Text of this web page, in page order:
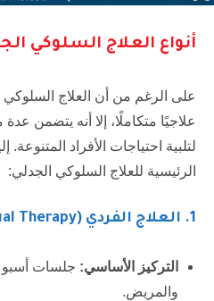
أنواع العلاج السلوكي
علاجيًا متكاملًا، إلا أنه يتضمن
لتلبية احتياجات الأفراد المتنوعة.
الرئيسية للعلاج السلوكي الجدلي:
1. العلاج الفردي (Individual Therapy):
التركيز الأساسي: جلسات
والمريض.